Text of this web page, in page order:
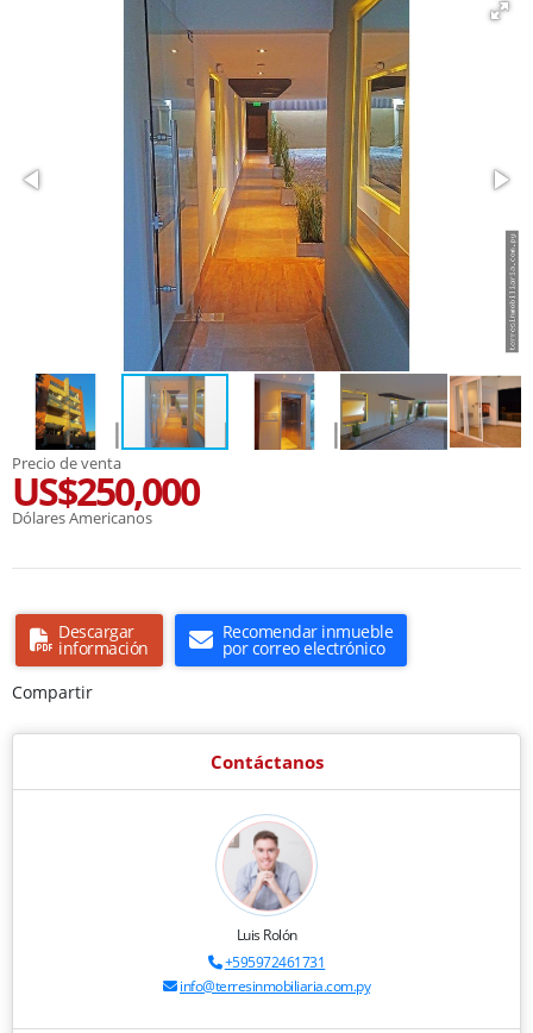
Precio de venta
US$250,000
Dólares Americanos
Descargar
información
Recomendar inmueble
por correo electrónico
Compartir
Contáctanos
Luis Rolón
+595972461731
info@terresinmobiliaria.com.py